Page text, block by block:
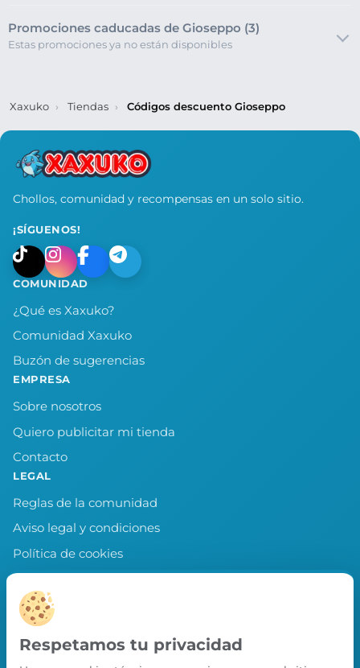
Promociones caducadas de Gioseppo (3)
Estas promociones ya no están disponibles
Xaxuko Tiendas Códigos descuento Gioseppo
Chollos, comunidad y recompensas en un solo sitio.
¡SÍGUENOS!
COMUNIDAD
¿Qué es Xaxuko?
Comunidad Xaxuko
Buzón de sugerencias
EMPRESA
Sobre nosotros
Quiero publicitar mi tienda
Contacto
LEGAL
Reglas de la comunidad
Aviso legal y condiciones
Política de cookies
Política de privacidad
Preferencias de cookies
LLEVA XAXUKO CONTIGO
Chollos, misiones y recompensas desde
Respetamos tu privacidad